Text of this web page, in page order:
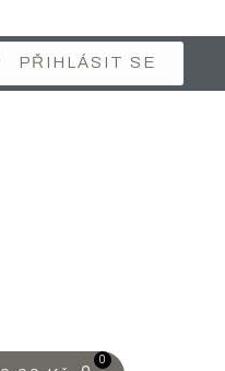
PŘIHLÁSIT SE
0